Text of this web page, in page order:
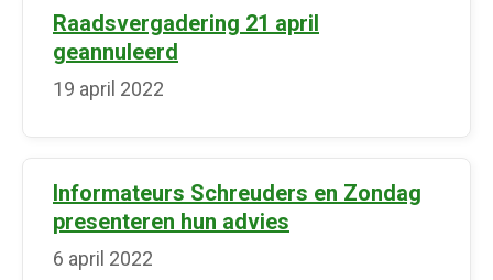
Raadsvergadering 21 april
geannuleerd
19 april 2022
Informateurs Schreuders en Zondag
presenteren hun advies
6 april 2022